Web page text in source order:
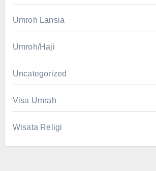
Umroh Lansia
Umroh/Haji
Uncategorized
Visa Umrah
Wisata Religi